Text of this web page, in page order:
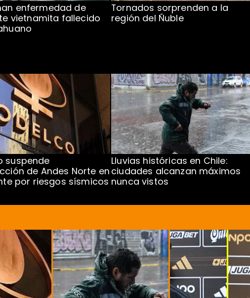
enfermedad de
vietnamita fallecido
Tornados sorprenden a la
región del Ñuble
suspende
de Andes Norte en
por riesgos sísmicos
Lluvias históricas en Chile:
ciudades alcanzan máximos
nunca vistos